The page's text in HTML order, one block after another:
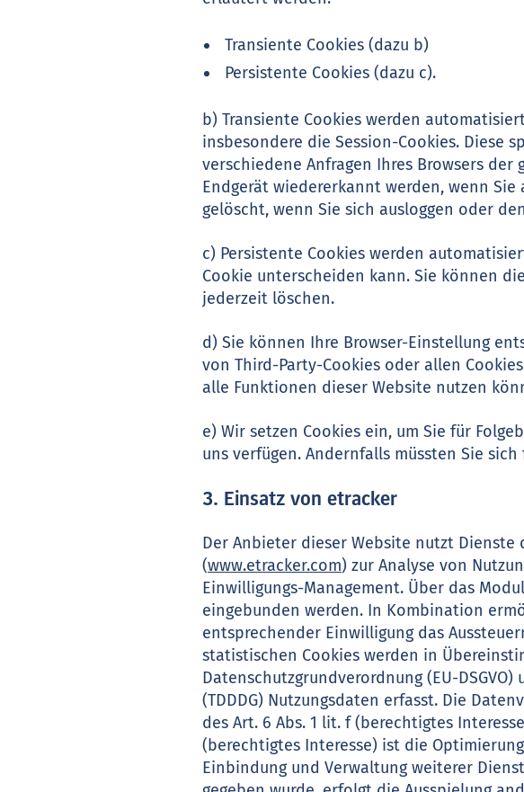
Transiente Cookies (dazu b)
Persistente Cookies (dazu c).
b) Transiente Cookies werden
insbesondere die Session-Cookies. Diese
verschiedene Anfragen Ihres Browsers
Endgerät wiedererkannt werden, wenn Sie
gelöscht, wenn Sie sich ausloggen oder
c) Persistente Cookies werden
Cookie unterscheiden kann. Sie können
jederzeit löschen.
d) Sie können Ihre Browser-Einstellung
von Third-Party-Cookies oder allen
alle Funktionen dieser Website nutzen
e) Wir setzen Cookies ein, um Sie für
uns verfügen. Andernfalls müssten Sie
3. Einsatz von etracker
Der Anbieter dieser Website nutzt Dienste
(www.etracker.com) zur Analyse von
Einwilligungs-Management. Über das
eingebunden werden. In Kombination
entsprechender Einwilligung das
statistischen Cookies werden in
Datenschutzgrundverordnung (EU-
(TDDDG) Nutzungsdaten erfasst. Die
des Art. 6 Abs. 1 lit. f (berechtigtes
(berechtigtes Interesse) ist die
Einbindung und Verwaltung weiterer